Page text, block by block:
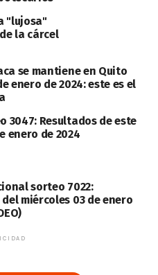
"lujosa"
la cárcel
se mantiene en Quito
enero de 2024: este es el
3047: Resultados de este
enero de 2024
sorteo 7022:
miércoles 03 de enero